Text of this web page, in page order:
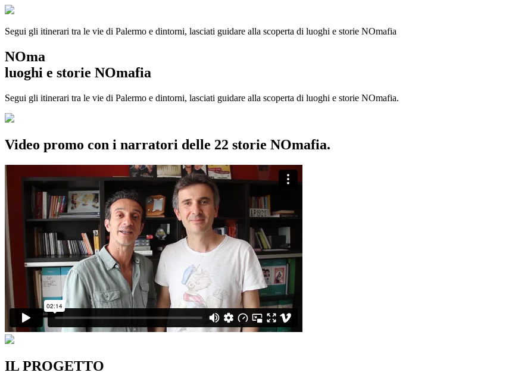
Segui gli itinerari tra le vie di Palermo e dintorni, lasciati guidare alla scoperta di luoghi e storie NOmafia
NOma
luoghi e storie NOmafia
Segui gli itinerari tra le vie di Palermo e dintorni, lasciati guidare alla scoperta di luoghi e storie NOmafia.
Video promo con i narratori delle 22 storie NOmafia.
IL PROGETTO